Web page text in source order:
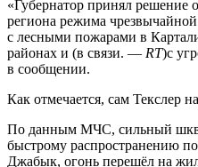
«Губернатор принял решение
региона режима
с лесными пожарами в
районах и (в связи. — RT)с
в сообщении.
Как отмечается, сам Текслер
По данным МЧС, сильный
быстрому распространению
Джабык, огонь перешёл на